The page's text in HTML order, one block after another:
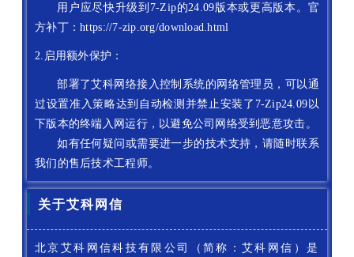
用户应尽快升级到7-Zip的24.09版本或更高版本。官
方补丁：https://7-zip.org/download.html
2.启用额外保护：
部署了艾科网络接入控制系统的网络管理员，可以通
过设置准入策略达到自动检测并禁止安装了7-Zip24.09以
下版本的终端入网运行，以避免公司网络受到恶意攻击。
如有任何疑问或需要进一步的技术支持，请随时联系
我们的售后技术工程师。
关于艾科网信
北京艾科网信科技有限公司（简称：艾科网信）是